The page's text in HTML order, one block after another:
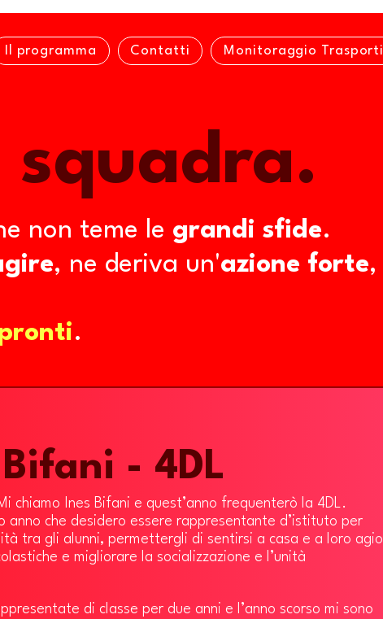
Il programma Contatti Monitoraggio Trasporti
squadra.
non teme le grandi sfide.
, ne deriva un'azione forte,
.
- 4DL
chiamo Ines Bifani e quest’anno frequenterò la 4DL.
anno che desidero essere rappresentante d’istituto per
tra gli alunni, permettergli di sentirsi a casa e a loro agio
e migliorare la socializzazione e l’unità
di classe per due anni e l’anno scorso mi sono